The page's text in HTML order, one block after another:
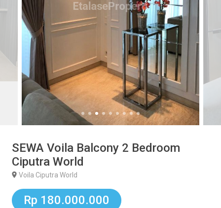
SEWA Voila Balcony 2 Bedroom
Ciputra World
Voila Ciputra World
Rp 180.000.000